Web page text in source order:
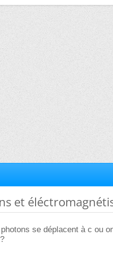
et
se déplacent à c ou